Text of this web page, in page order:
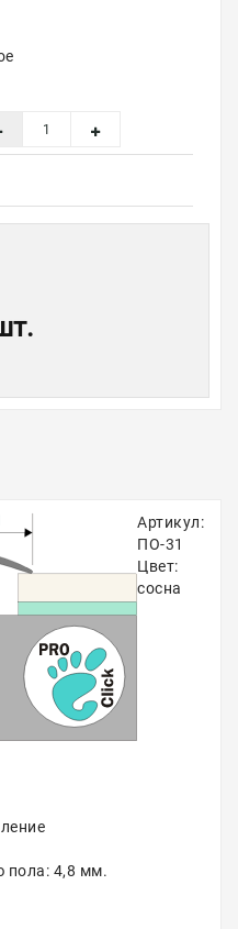
Артикул:
ПО-31
Цвет:
сосна
пола: 4,8 мм.